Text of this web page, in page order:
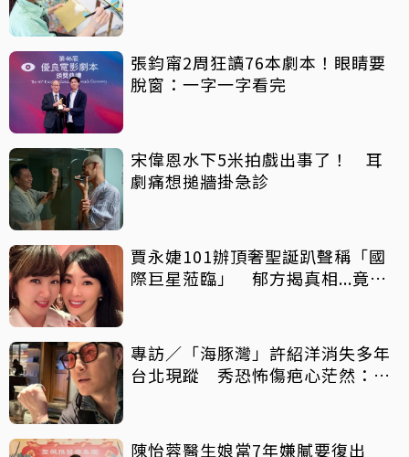
張鈞甯2周狂讀76本劇本！眼睛要
脫窗：一字一字看完
宋偉恩水下5米拍戲出事了！ 耳
劇痛想搥牆掛急診
賈永婕101辦頂奢聖誕趴聲稱「國
際巨星蒞臨」 郁方揭真相...竟是
專訪／「海豚灣」許紹洋消失多年
台北現蹤 秀恐怖傷疤心茫然：我
陳怡蓉醫生娘當7年嫌膩要復出